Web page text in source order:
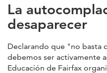
La
desaparecer
Declarando que "no basta
debemos ser activamente
Educación de Fairfax